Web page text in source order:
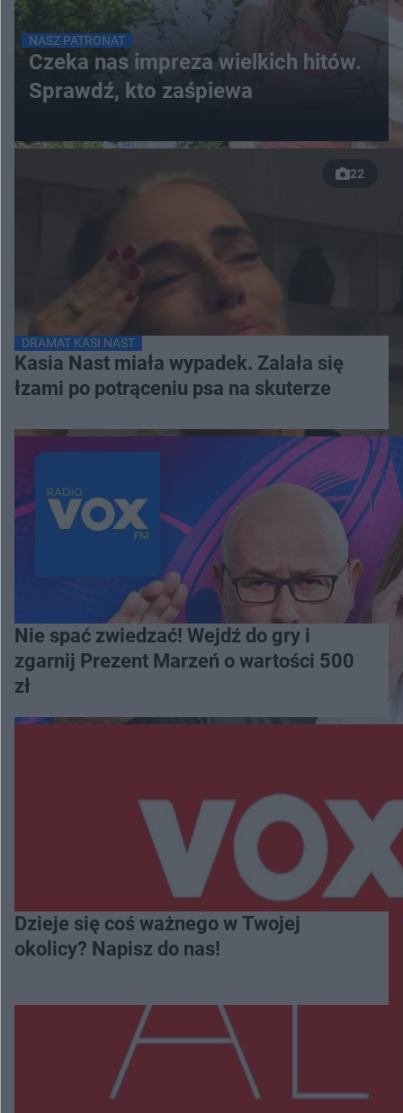
NASZ PATRONAT
Czeka nas impreza wielkich hitów.
Sprawdź, kto zaśpiewa
22
DRAMAT KASI NAST
Kasia Nast miała wypadek. Zalała się
łzami po potrąceniu psa na skuterze
Nie spać zwiedzać! Wejdź do gry i
zgarnij Prezent Marzeń o wartości 500
zł
Dzieje się coś ważnego w Twojej
okolicy? Napisz do nas!
Więcej